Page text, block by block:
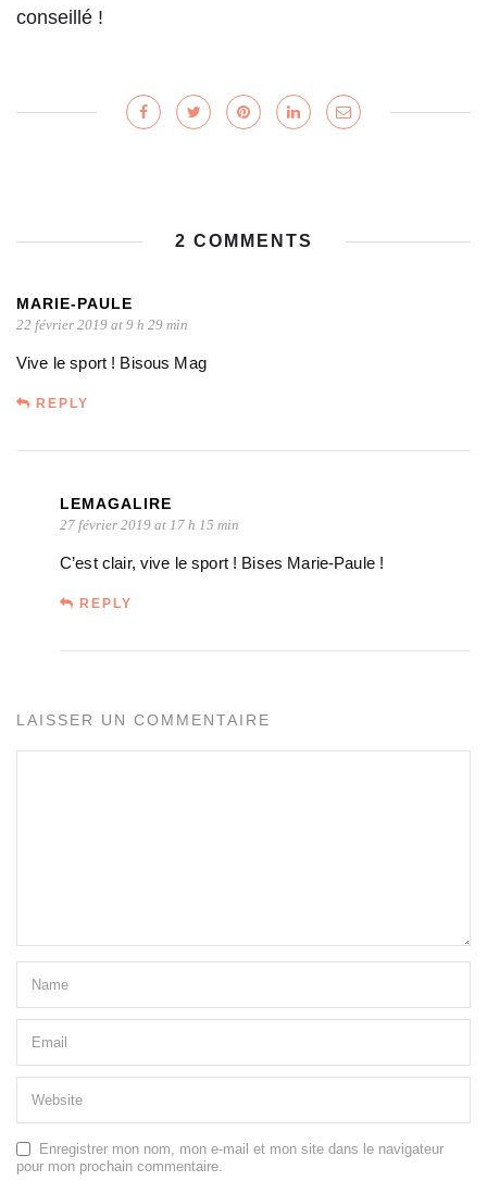
conseillé !
2 COMMENTS
MARIE-PAULE
22 février 2019 at 9 h 29 min
Vive le sport ! Bisous Mag
REPLY
LEMAGALIRE
27 février 2019 at 17 h 15 min
C’est clair, vive le sport ! Bises Marie-Paule !
REPLY
LAISSER UN COMMENTAIRE
Enregistrer mon nom, mon e-mail et mon site dans le navigateur
pour mon prochain commentaire.